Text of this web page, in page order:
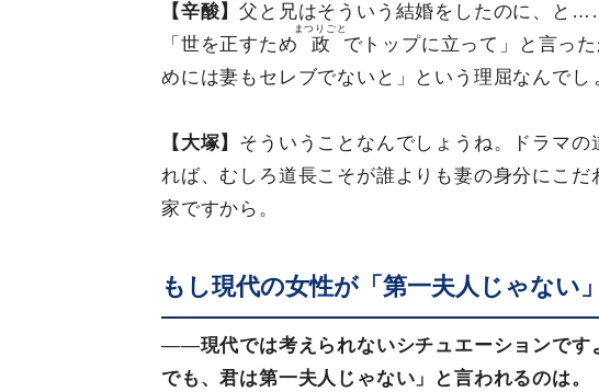
【辛酸】父と兄はそういう結婚をしたのに、と
「世を正すため
政
まつりごと
でトップに立って」と言っ
めには妻もセレブでないと」という理屈なんでし
【大塚】 そういうことなんでしょうね。ドラマ
れば、むしろ道長こそが誰よりも妻の身分にこ
家ですから。
もし現代の女性が「第一夫人じゃない
――現代では考えられないシチュエーションです
でも、君は第一夫人じゃない」と言われるのは。